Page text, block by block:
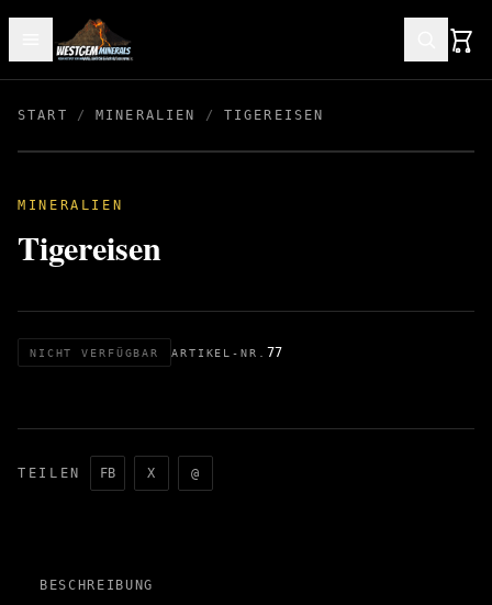
START / MINERALIEN / TIGEREISEN
MINERALIEN
Tigereisen
NICHT VERFÜGBAR ARTIKEL-NR. 77
TEILEN FB X @
BESCHREIBUNG